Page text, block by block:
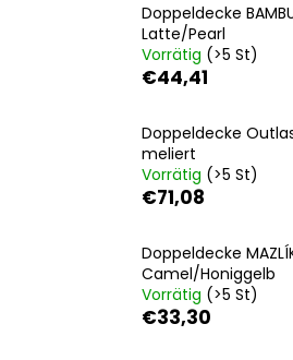
Doppeldecke
Latte/Pearl
Vorrätig (>5 St)
€44,41
Doppeldecke
meliert
Vorrätig (>5 St)
€71,08
Doppeldecke
Camel/Honiggelb
Vorrätig (>5 St)
€33,30
SUCHEN